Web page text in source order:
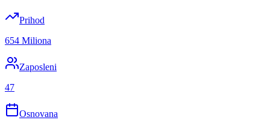
Prihod
654 Miliona
Zaposleni
47
Osnovana